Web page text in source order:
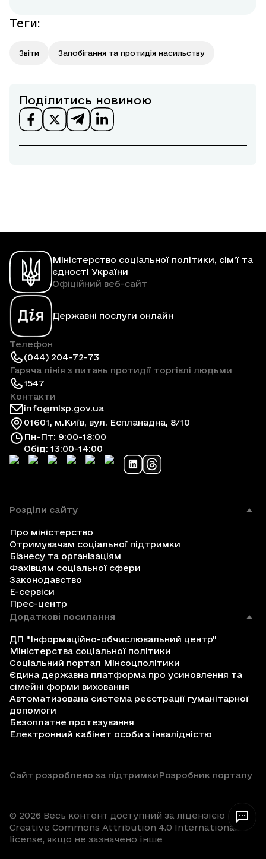
Теги:
Звіти Запобігання та протидія насильству
Поділитись новиною
Міністерство соціальної політики, сім'ї та
єдності України
Офіційний веб-сайт
Державні послуги онлайн
Телефон
(044) 204-72-73
Гаряча лінія з питань протидії торгівлі людьми
1547
Контакти
info@mlsp.gov.ua
01601, м.Київ, вул. Еспланадна, 8/10
Пн-Пт: 9:00-18:00
Обід: 13:00-14:00
Розділи сайту
Про міністерство
Отримувачам соціальної підтримки
Бізнесу та організаціям
Фахівцям соціальної сфери
Законодавство
Е-сервіси
Прес-центр
Додаткові посилання
ДП "Інформаційно-обчислювальний центр"
Міністерства соціальної політики
Соціальний портал Мінсоцполітики
Єдина державна платформа про усиновлення та
сімейні форми виховання
Автоматизована система реєстрації гуманітарної
допомоги
Безоплатне протезування
Електронний кабінет особи з інвалідністю
Сайт розроблено за підтримкиРозробник порталу
© 2026 Весь контент доступний за ліцензією
Creative Commons Attribution 4.0 International
license, якщо не зазначено інше